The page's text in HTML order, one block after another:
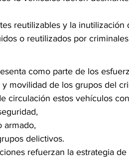
reutilizables y la inutilización
o reutilizados por
como parte de los
movilidad de los grupos del
circulación estos vehículos
armado,
delictivos.
refuerzan la estrategia